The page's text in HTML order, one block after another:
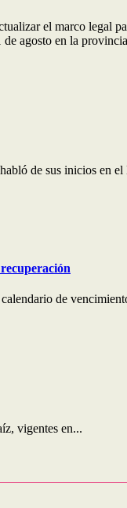
el marco
agosto en la
de sus inicios en el
de
vigentes en...